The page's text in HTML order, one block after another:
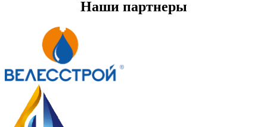
Наши партнеры